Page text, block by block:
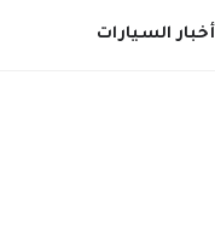
أخبار السيارات